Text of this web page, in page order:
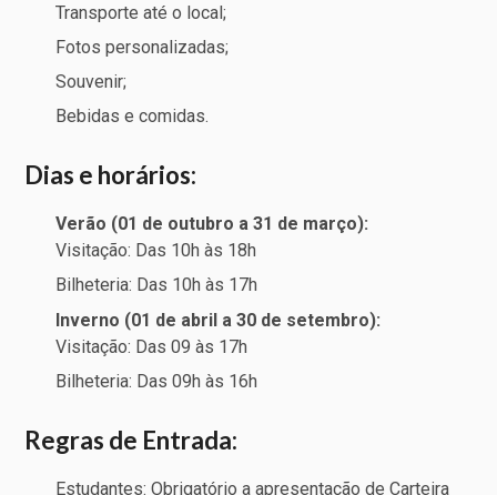
Transporte até o local;
Fotos personalizadas;
Souvenir;
Bebidas e comidas.
Dias e horários:
Verão (01 de outubro a 31 de março):
Visitação: Das 10h às 18h
Bilheteria: Das 10h às 17h
Inverno (01 de abril a 30 de setembro):
Visitação: Das 09 às 17h
Bilheteria: Das 09h às 16h
Regras de Entrada:
Estudantes: Obrigatório a apresentação de Carteira